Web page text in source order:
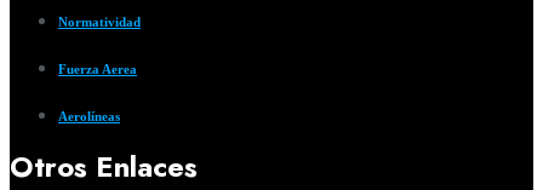
Normatividad
Fuerza Aerea
Aerolíneas
Otros Enlaces